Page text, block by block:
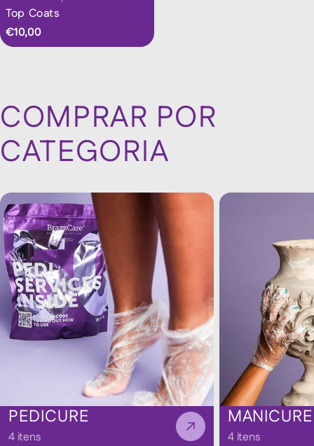
Top Coats
Preço
regular
€10,00
COMPRAR POR
CATEGORIA
PEDICURE
4 itens
MANICURE
4 itens